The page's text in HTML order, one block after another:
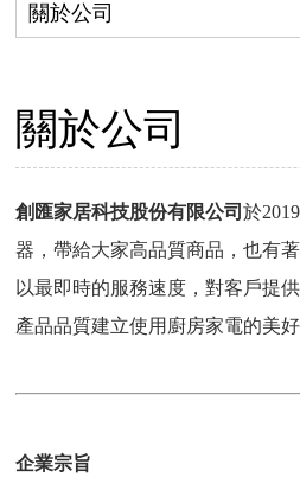
保固條款(請加我們的官方
就是現在!福利品專區開賣囉~
關於公司
關於公司
創匯家居科技股份有限公司於
器，帶給大家高品質商品，也有著
以最即時的服務速度，對客戶提
產品品質建立使用廚房家電的美好
企業宗旨